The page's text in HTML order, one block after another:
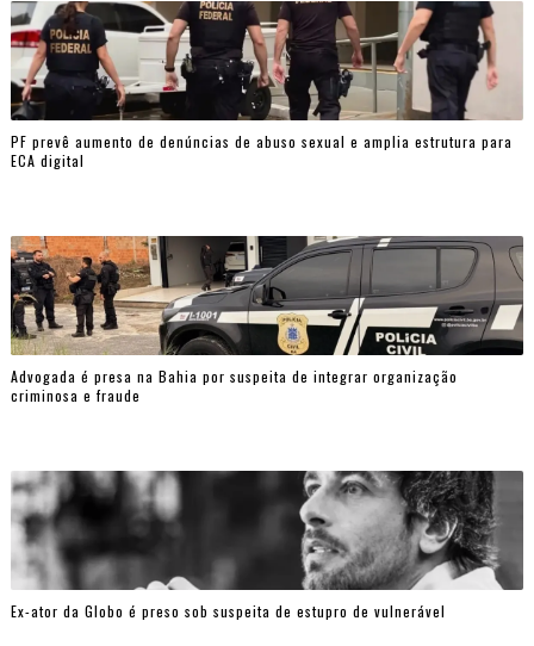
PF prevê aumento de denúncias de abuso sexual e amplia estrutura para
ECA digital
Advogada é presa na Bahia por suspeita de integrar organização
criminosa e fraude
Ex-ator da Globo é preso sob suspeita de estupro de vulnerável